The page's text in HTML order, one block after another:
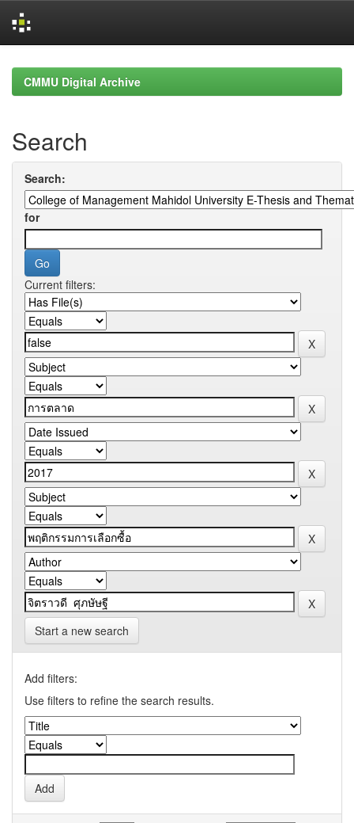
navigationCMMU Digital Archive
Search
Search:
for
Current filters:
Start a new search
Add filters:
Use filters to refine the search results.